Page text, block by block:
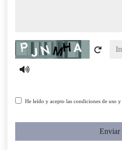
Captcha
He leído y acepto las condiciones de uso y
Enviar